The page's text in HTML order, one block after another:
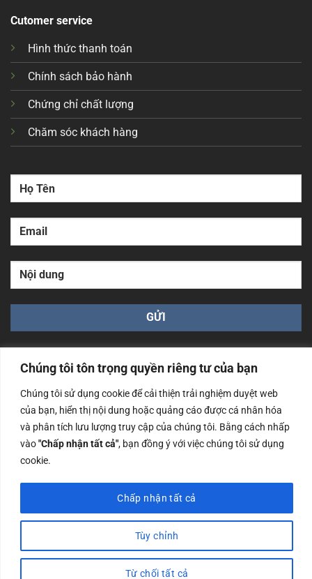
Chúng tôi tôn trọng quyền riêng tư của bạn
Chúng tôi sử dụng cookie để cải thiện trải nghiệm duyệt web
của bạn, hiển thị nội dung hoặc quảng cáo được cá nhân hóa
và phân tích lưu lượng truy cập của chúng tôi. Bằng cách nhấp
vào"Chấp nhận tất cả", bạn đồng ý với việc chúng tôi sử dụng
cookie.
Tùy chỉnh
Từ chối tất cả
Chấp nhận tất cả
Cutomer service
Hình thức thanh toán
Chính sách bảo hành
Chứng chỉ chất lượng
Chăm sóc khách hàng
Công ty TNHH Nam Bình Xương - Số ĐKKD: 0108783483
cấp ngày 14/06/2019 bởi Sở Kế Hoạch và Đầu Tư Tp. Hà
Nội
Copyrights @2023 Nam Binh Xuong. All Rights Reserved